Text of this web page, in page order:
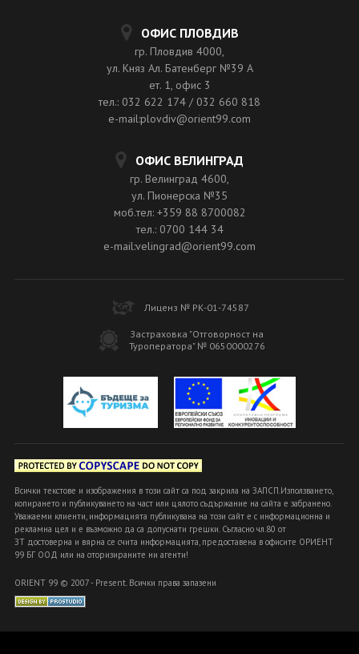
ОФИС ПЛОВДИВ
гр. Пловдив 4000,
ул. Княз Ал. Батенберг №39 A
ет. 1, офис 3
тел.: 032 622 174 / 032 660 818
e-mail:plovdiv@orient99.com
ОФИС ВЕЛИНГРАД
гр. Велинград 4600,
ул. Пионерска №35
моб.тел: +359 88 8700082
тел.: 0700 144 34
e-mail:velingrad@orient99.com
Лиценз № РК-01-74587
Застраховка "Отговорност на
Туроператора" № 0650000276
Всички текстове и изображения в този сайт са под закрила на ЗАПСП.Използването,
копирането и публикуването на част или цялото съдържание на сайта е забранено.
Уважаеми клиенти, информацията публикувана на този сайт е с информационна и
рекламна цел и е възможно да са допуснати грешки. Съгласно чл.80 от
ЗТ достоверна и вярна се счита информацията, предоставена в офисите ОРИЕНТ
99 БГ ООД или на оторизираните ни агенти!
ORIENT 99 © 2007 - Present. Всички права запазени